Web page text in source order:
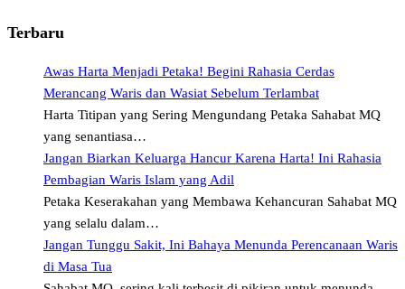
Terbaru
Awas Harta Menjadi Petaka! Begini Rahasia Cerdas
Merancang Waris dan Wasiat Sebelum Terlambat
Harta Titipan yang Sering Mengundang Petaka Sahabat MQ
yang senantiasa…
Jangan Biarkan Keluarga Hancur Karena Harta! Ini Rahasia
Pembagian Waris Islam yang Adil
Petaka Keserakahan yang Membawa Kehancuran Sahabat MQ
yang selalu dalam…
Jangan Tunggu Sakit, Ini Bahaya Menunda Perencanaan Waris
di Masa Tua